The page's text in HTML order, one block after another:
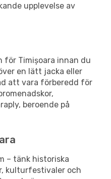
upplevelse av
för Timișoara innan du
en lätt jacka eller
att vara förberedd för
beroende på
– tänk historiska
kulturfestivaler och